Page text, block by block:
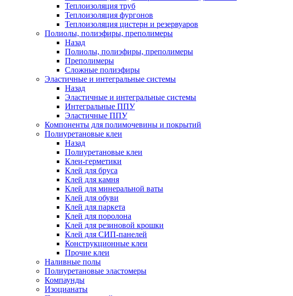
Теплоизоляция труб
Теплоизоляция фургонов
Теплоизоляция цистерн и резервуаров
Полиолы, полиэфиры, преполимеры
Назад
Полиолы, полиэфиры, преполимеры
Преполимеры
Сложные полиэфиры
Эластичные и интегральные системы
Назад
Эластичные и интегральные системы
Интегральные ППУ
Эластичные ППУ
Компоненты для полимочевины и покрытий
Полиуретановые клеи
Назад
Полиуретановые клеи
Клеи-герметики
Клей для бруса
Клей для камня
Клей для минеральной ваты
Клей для обуви
Клей для паркета
Клей для поролона
Клей для резиновой крошки
Клей для СИП-панелей
Конструкционные клеи
Прочие клеи
Наливные полы
Полиуретановые эластомеры
Компаунды
Изоцианаты